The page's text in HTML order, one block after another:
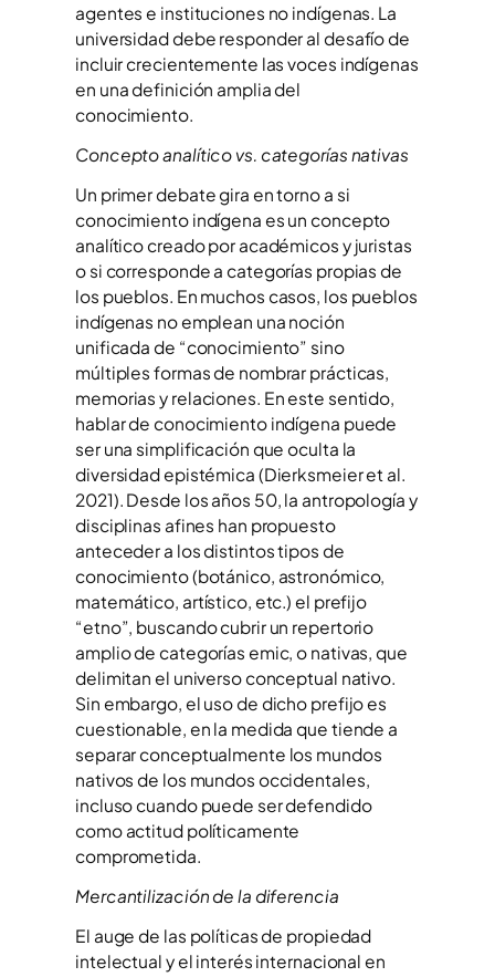
agentes e instituciones no indígenas. La
universidad debe responder al desafío de
incluir crecientemente las voces indígenas
en una definición amplia del
conocimiento.
Concepto analítico vs. categorías nativas
Un primer debate gira en torno a si
conocimiento indígena es un concepto
analítico creado por académicos y juristas
o si corresponde a categorías propias de
los pueblos. En muchos casos, los pueblos
indígenas no emplean una noción
unificada de “conocimiento” sino
múltiples formas de nombrar prácticas,
memorias y relaciones. En este sentido,
hablar de conocimiento indígena puede
ser una simplificación que oculta la
diversidad epistémica (Dierksmeier et al.
2021). Desde los años 50, la antropología y
disciplinas afines han propuesto
anteceder a los distintos tipos de
conocimiento (botánico, astronómico,
matemático, artístico, etc.) el prefijo
“etno”, buscando cubrir un repertorio
amplio de categorías emic, o nativas, que
delimitan el universo conceptual nativo.
Sin embargo, el uso de dicho prefijo es
cuestionable, en la medida que tiende a
separar conceptualmente los mundos
nativos de los mundos occidentales,
incluso cuando puede ser defendido
como actitud políticamente
comprometida.
Mercantilización de la diferencia
El auge de las políticas de propiedad
intelectual y el interés internacional en